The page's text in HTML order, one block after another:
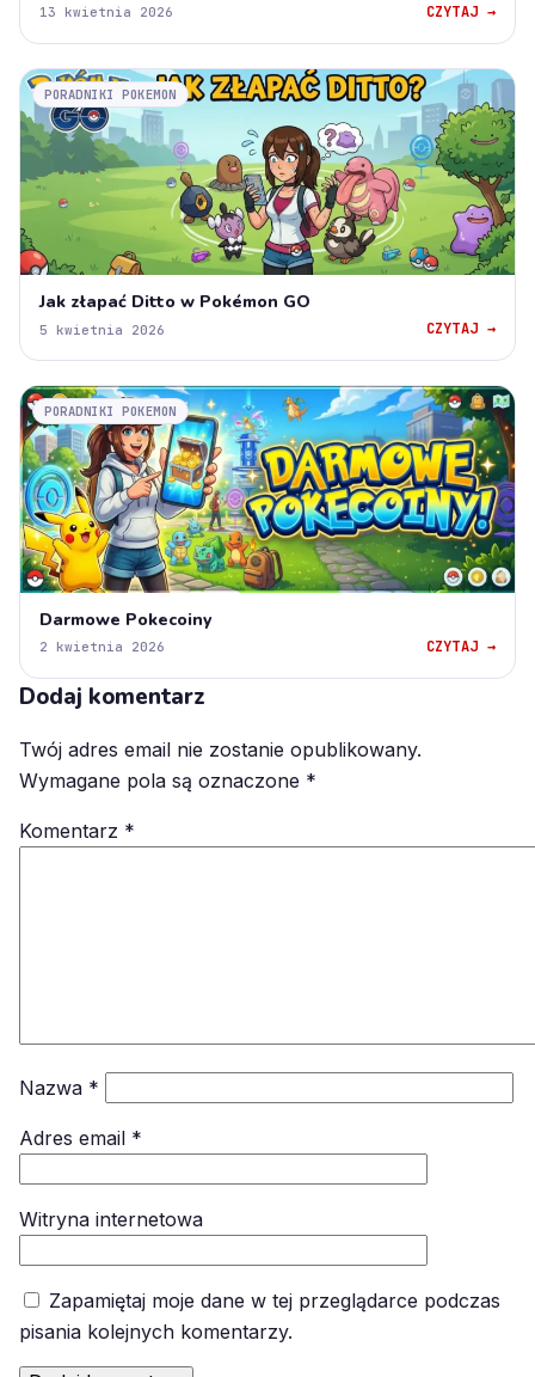
13 kwietnia 2026 CZYTAJ →
PORADNIKI POKEMON
Jak złapać Ditto w Pokémon GO
5 kwietnia 2026 CZYTAJ →
PORADNIKI POKEMON
Darmowe Pokecoiny
2 kwietnia 2026 CZYTAJ →
Dodaj komentarz
Twój adres email nie zostanie opublikowany.
Wymagane pola są oznaczone *
Komentarz *
Nazwa *
Adres email *
Witryna internetowa
Zapamiętaj moje dane w tej przeglądarce podczas
pisania kolejnych komentarzy.